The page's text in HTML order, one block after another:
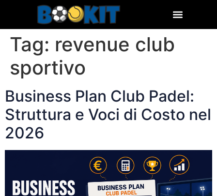
Tag: revenue club
sportivo
Business Plan Club Padel:
Struttura e Voci di Costo nel
2026